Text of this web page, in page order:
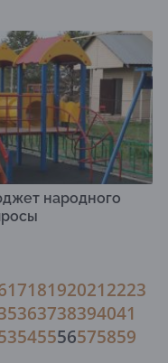
народного
17181920212223
363738394041
545556575859